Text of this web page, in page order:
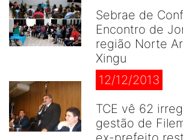
Sebrae de
Encontro de
região Norte
Xingu
12/12/2013
TCE vê 62
gestão de